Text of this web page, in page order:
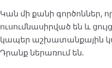
Կան մի քանի գործոններ,
ուսումնասիրված են և
կապեր աշխատանքային
Դրանք ներառում են.